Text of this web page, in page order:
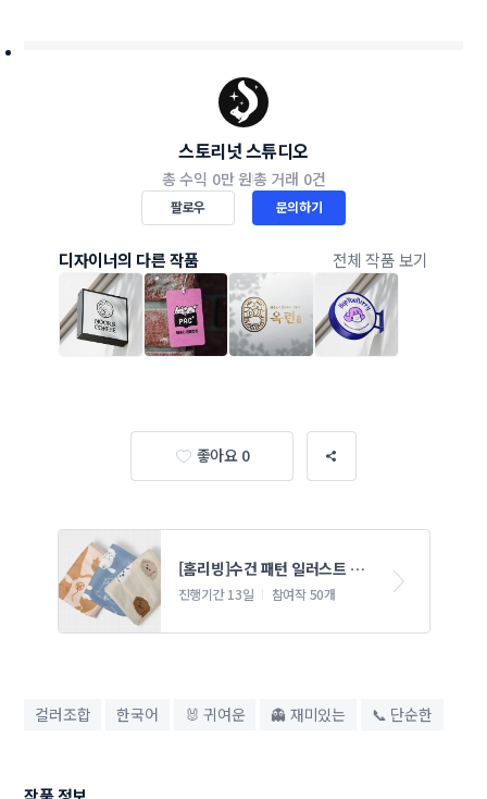
스토리넛 스튜디오
총 수익 0만 원총 거래 0건
팔로우 문의하기
디자이너의 다른 작품 전체 작품 보기
좋아요 0
[홈리빙]수건 패턴 일러스트 콘
테스트
진행기간 13일 참여작 50개
컬러조합 한국어 🐰 귀여운 👻 재미있는 📞 단순한